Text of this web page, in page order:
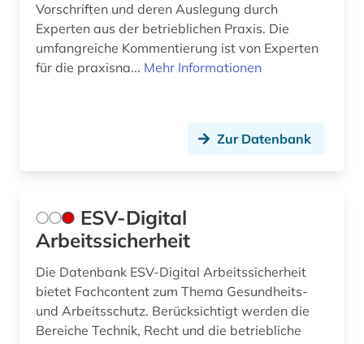
Vorschriften und deren Auslegung durch
Experten aus der betrieblichen Praxis. Die
umfangreiche Kommentierung ist von Experten
für die praxisna... Mehr Informationen
Zur Datenbank
ESV-Digital
Arbeitssicherheit
Die Datenbank ESV-Digital Arbeitssicherheit
bietet Fachcontent zum Thema Gesundheits-
und Arbeitsschutz. Berücksichtigt werden die
Bereiche Technik, Recht und die betriebliche